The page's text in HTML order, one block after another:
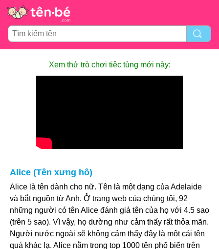
Xem thử trò chơi tiệc tùng mới này:
Alice (Tên xưng hô)
Alice là tên dành cho nữ. Tên là một dạng của Adelaide
và bắt nguồn từ Anh. Ở trang web của chúng tôi, 92
những người có tên Alice đánh giá tên của họ với 4.5 sao
(trên 5 sao). Vì vậy, họ dường như cảm thấy rất thỏa mãn.
Người nước ngoài sẽ không cảm thấy đây là một cái tên
quá khác lạ. Alice nằm trong top 1000 tên phổ biến trên